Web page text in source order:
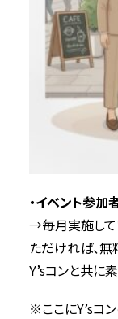
・イベント参
→毎月実施して
ただければ、
Y’sコンと共に
※ここにY’sコ